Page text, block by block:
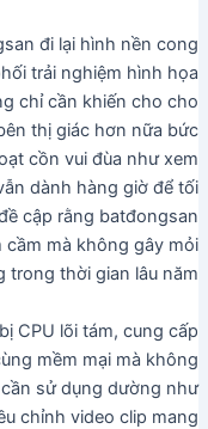
đi lại hình nền cong
trải nghiệm hình họa
chỉ cần khiến cho cho
thị giác hơn nữa bức
cồn vui đùa như xem
dành hàng giờ để tối
cập rằng batđongsan
mà không gây mỏi
trong thời gian lâu năm.
CPU lõi tám, cung cấp
mềm mại mà không
sử dụng dường như
chỉnh video clip mang